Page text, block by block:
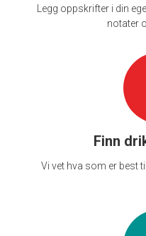
Legg oppskrifter i din
notater
Finn
Vi vet hva som er best